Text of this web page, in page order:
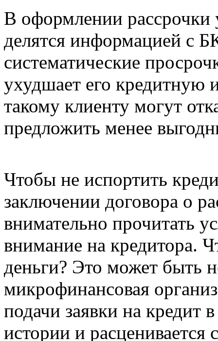
В оформлении рассрочки
делятся информацией с
систематические
ухудшает его кредитную
такому клиенту могут
предложить менее
Чтобы не испортить
заключении договора о
внимательно прочитать
внимание на кредитора.
деньги? Это может быть
микрофинансовая
подачи заявки на
истории и